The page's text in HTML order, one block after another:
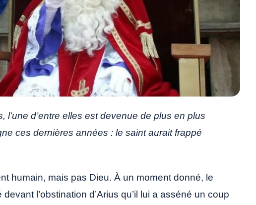
d’entre elles est devenue de plus en plus
ces dernières années : le saint aurait frappé
humain, mais pas Dieu. À un moment donné, le
l’obstination d’Arius qu’il lui a asséné un coup